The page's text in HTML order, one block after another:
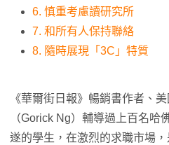
6. 慎重考慮讀研究所
7. 和所有人保持聯絡
8. 隨時展現「3C」特質
《華爾街日報》暢銷書作者、
（Gorick Ng）輔導過上百名哈
遂的學生，在激烈的求職市場